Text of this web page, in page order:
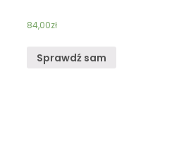
84,00zł
Sprawdź sam